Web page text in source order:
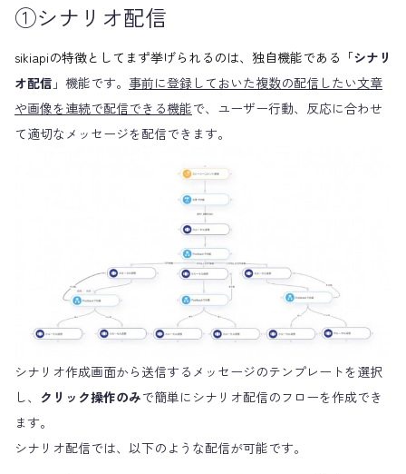
①シナリオ配信
sikiapiの特徴としてまず挙げられるのは、独自機能である「シナリ
オ配信 」機能です。 事前に登録しておいた複数の配信したい文章
や画像を連続で配信できる機能で、ユーザー行動、反応に合わせ
て適切なメッセージを配信できます。
シナリオ作成画面から送信するメッセージのテンプレートを選択
し、 クリック操作のみで簡単にシナリオ配信のフローを作成でき
ます。
シナリオ配信では、以下のような配信が可能です。